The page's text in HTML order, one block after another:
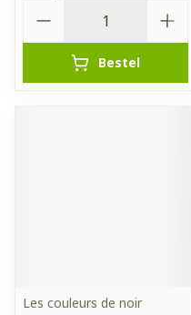
Bestel
Les couleurs de noir